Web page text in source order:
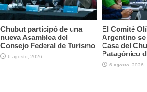
Chubut participó de una
nueva Asamblea del
Consejo Federal de Turismo
6 agosto, 2026
El Comité
Argentino
Casa del
Patagónico
6 agosto, 2026